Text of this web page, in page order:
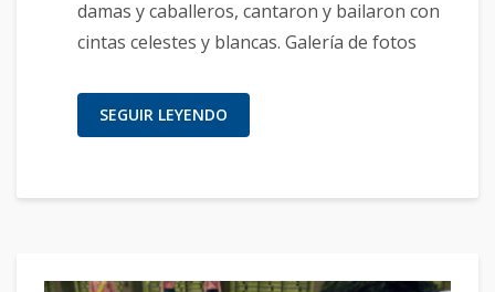
damas y caballeros, cantaron y bailaron con
cintas celestes y blancas. Galería de fotos
SEGUIR LEYENDO